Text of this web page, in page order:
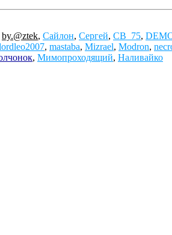
by.@ztek, Сайлон, Сергей, СВ_75,
, mastaba, Mizrael, Modron,
, Мимопроходящий, Наливайко